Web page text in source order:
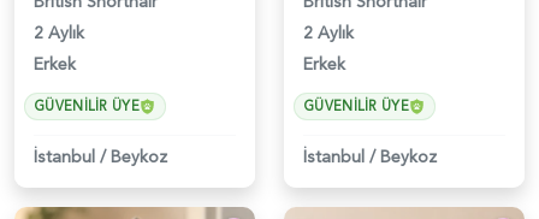
2 Aylık
Erkek
GÜVENILIR ÜYE
İstanbul /Beykoz
2 Aylık
Erkek
GÜVENILIR ÜYE
İstanbul /Beykoz